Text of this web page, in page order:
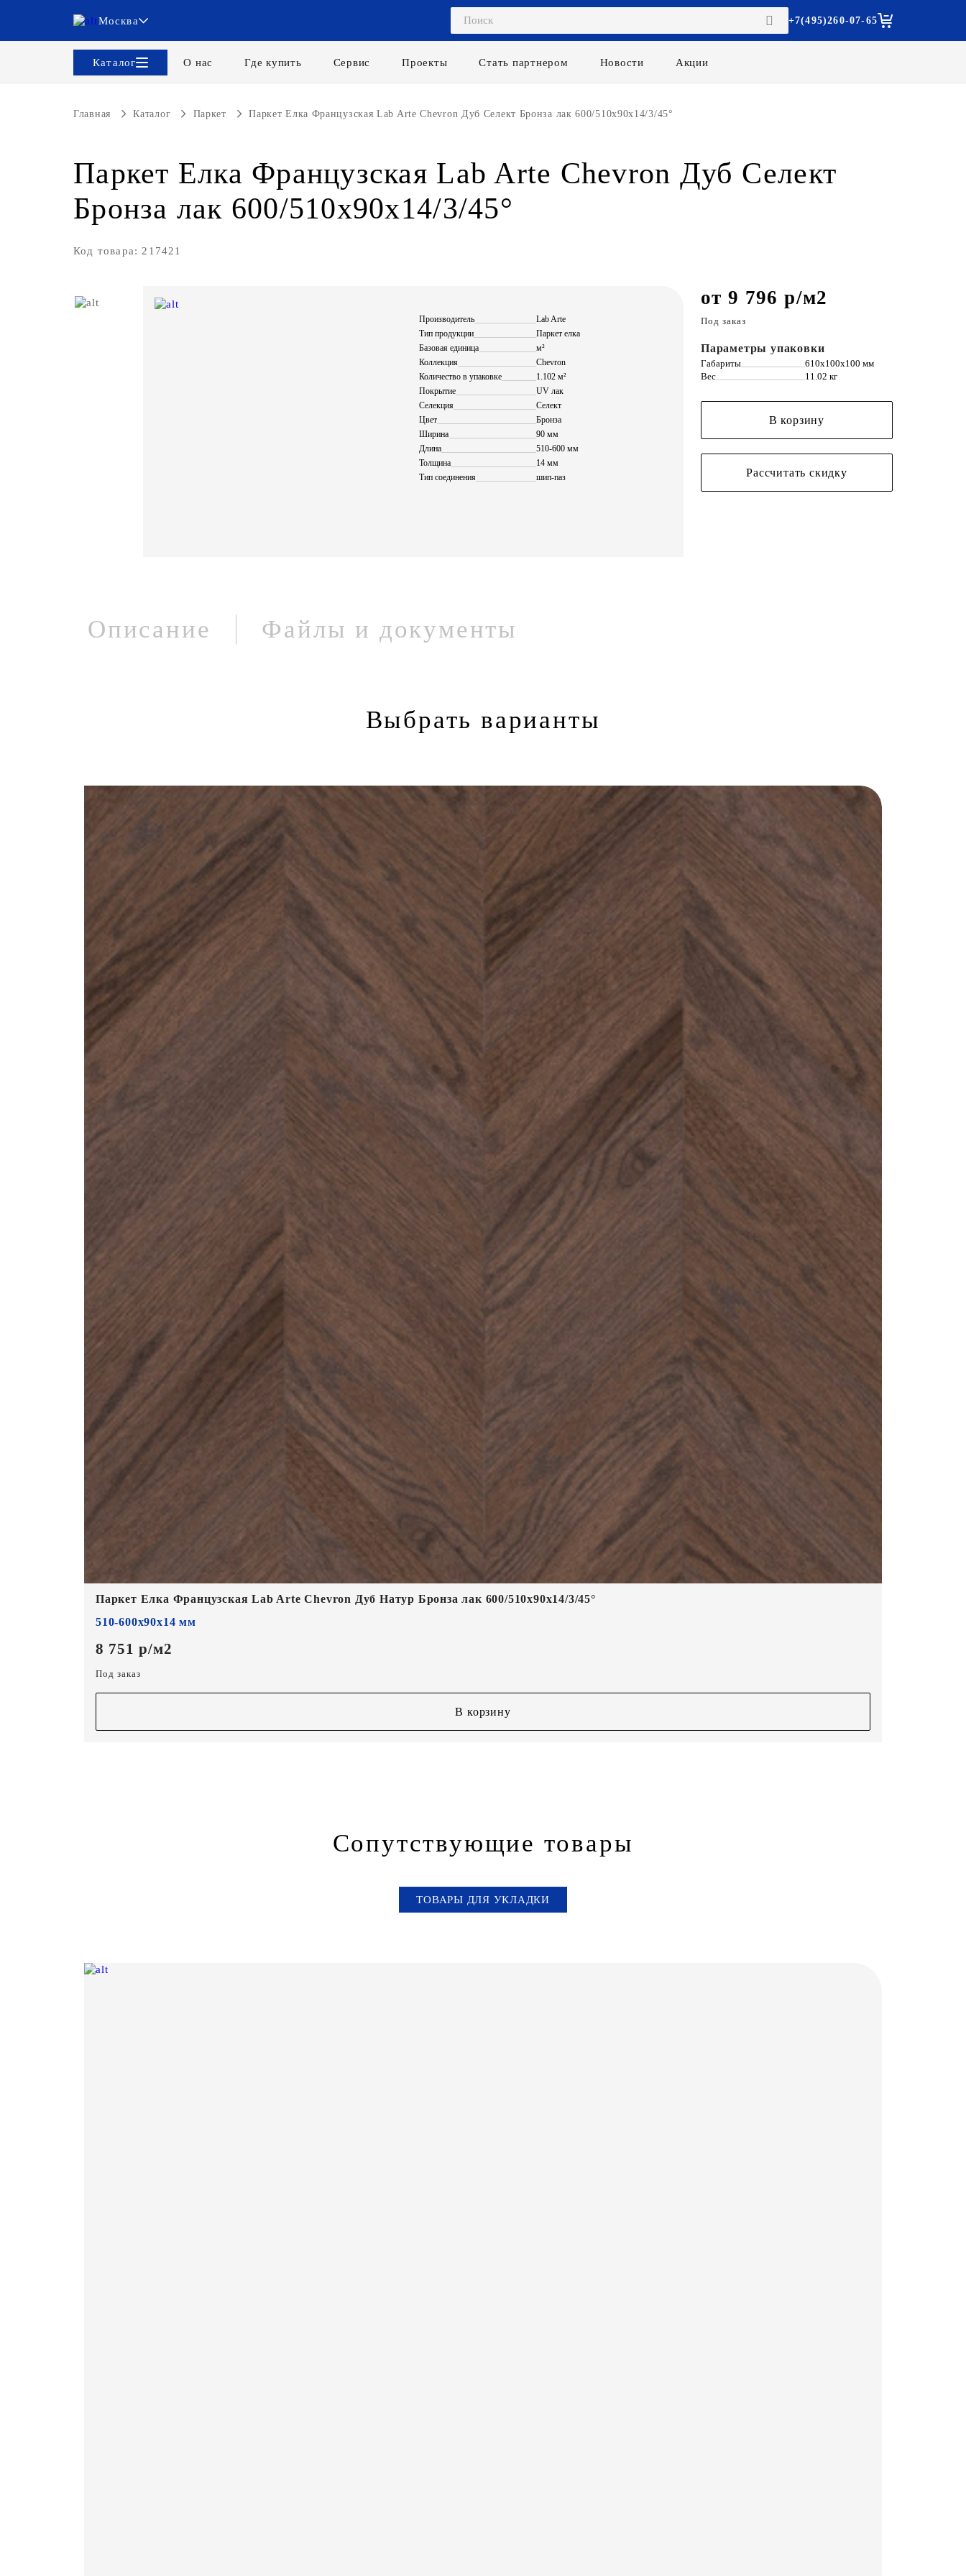
Москва +7(495)260-07-65
Каталог О нас Где купить Сервис Проекты Стать партнером Новости Акции
Главная Каталог Паркет Паркет Елка Французская Lab Arte Chevron Дуб Селект Бронза лак 600/510х90х14/3/45°
Паркет Елка Французская Lab Arte Chevron Дуб Селект
Бронза лак 600/510х90х14/3/45°
Код товара: 217421
Производитель
Lab Arte
Тип продукции
Паркет елка
Базовая единица
м²
Коллекция
Chevron
Количество в упаковке
1.102 м²
Покрытие
UV лак
Селекция
Селект
Цвет
Бронза
Ширина
90 мм
Длина
510-600 мм
Толщина
14 мм
Тип соединения
шип-паз
от 9 796 р/м2
Под заказ
Параметры упаковки
Габариты
610х100х100 мм
Вес
11.02 кг
В корзину
Рассчитать скидку
Описание Файлы и документы
Выбрать варианты
Паркет Елка Французская Lab Arte Chevron Дуб Натур Бронза лак 600/510х90х14/3/45°
510-600х90х14 мм
8 751 р/м2
Под заказ
В корзину
Сопутствующие товары
ТОВАРЫ ДЛЯ УКЛАДКИ